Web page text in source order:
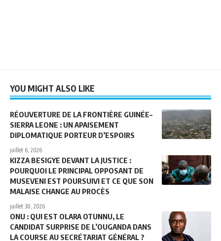
YOU MIGHT ALSO LIKE
RÉOUVERTURE DE LA FRONTIÈRE GUINÉE–
SIERRA LEONE : UN APAISEMENT
DIPLOMATIQUE PORTEUR D’ESPOIRS
juillet 6, 2026
KIZZA BESIGYE DEVANT LA JUSTICE :
POURQUOI LE PRINCIPAL OPPOSANT DE
MUSEVENI EST POURSUIVI ET CE QUE SON
MALAISE CHANGE AU PROCÈS
juillet 30, 2026
ONU : QUI EST OLARA OTUNNU, LE
CANDIDAT SURPRISE DE L’OUGANDA DANS
LA COURSE AU SECRÉTARIAT GÉNÉRAL ?